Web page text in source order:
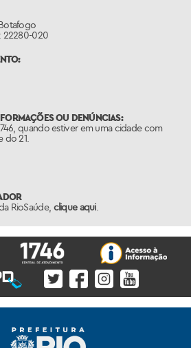
22280-020
OU DENÚNCIAS:
quando estiver em uma cidade com
do 21.
RioSaúde, clique aqui.